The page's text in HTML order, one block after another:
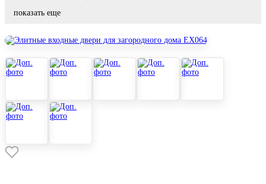
показать еще